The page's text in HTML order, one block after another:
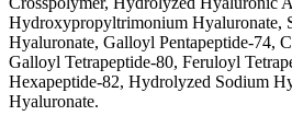
Hydroxypropyltrimonium Hyaluronate,
Hyaluronate, Galloyl Pentapeptide-74,
Galloyl Tetrapeptide-80, Feruloyl
Hexapeptide-82, Hydrolyzed Sodium
Hyaluronate.